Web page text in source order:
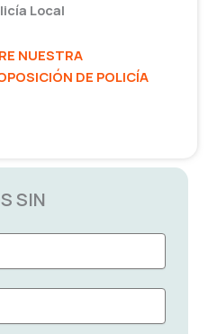
Local
NUESTRA
DE POLICÍA
SIN